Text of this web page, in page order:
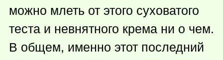
можно млеть от этого суховатого
теста и невнятного крема ни о чем.
В общем, именно этот последний